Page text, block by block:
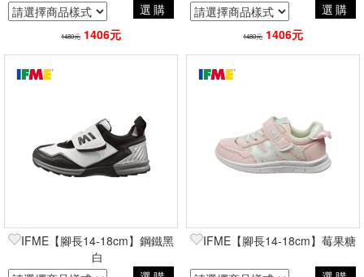
選購
1480元 1406元
選購
1480元 1406元
IFME【腳長14-18cm】鋼鐵黑
白
IFME【腳長14-18cm】莓果糖